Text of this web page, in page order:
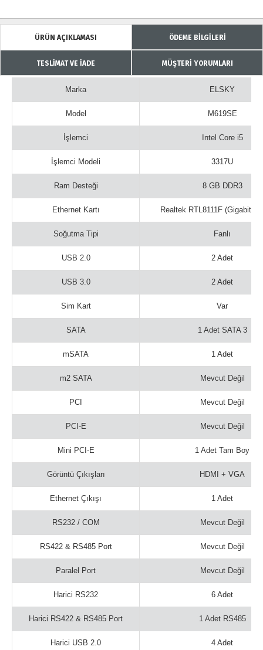
ÜRÜN AÇIKLAMASI ÖDEME BİLGİLERİ
TESLİMAT VE İADE MÜŞTERİ YORUMLARI
Marka ELSKY
Model M619SE
İşlemci Intel Core i5
İşlemci Modeli 3317U
Ram Desteği 8 GB DDR3
Ethernet Kartı Realtek RTL8111F (Gigabit
Soğutma Tipi Fanlı
USB 2.0 2 Adet
USB 3.0 2 Adet
Sim Kart Var
SATA 1 Adet SATA 3
mSATA 1 Adet
m2 SATA Mevcut Değil
PCI Mevcut Değil
PCI-E Mevcut Değil
Mini PCI-E 1 Adet Tam Boy
Görüntü Çıkışları HDMI + VGA
Ethernet Çıkışı 1 Adet
RS232 / COM Mevcut Değil
RS422 & RS485 Port Mevcut Değil
Paralel Port Mevcut Değil
Harici RS232 6 Adet
Harici RS422 & RS485 Port 1 Adet RS485
Harici USB 2.0 4 Adet